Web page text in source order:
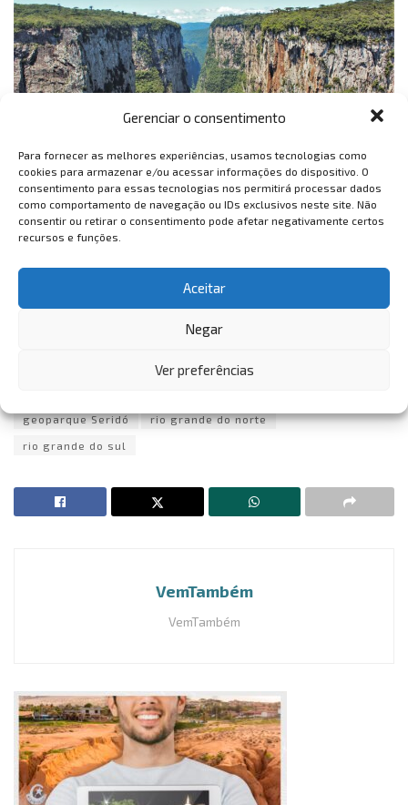
Gerenciar o consentimento
Para fornecer as melhores experiências, usamos tecnologias como
cookies para armazenar e/ou acessar informações do dispositivo. O
consentimento para essas tecnologias nos permitirá processar dados
como comportamento de navegação ou IDs exclusivos neste site. Não
consentir ou retirar o consentimento pode afetar negativamente certos
recursos e funções.
Aceitar
Negar
Ver preferências
Evento da Unesco
Geoparques em um evento digital de boas-vindas que
pode ser acompanhado ao vivo pela internet, a partir das
9 horas, no canal do YouTube da Global Geoparks
geoparque Seridó rio grande do norte
rio grande do sul
VemTambém
VemTambém